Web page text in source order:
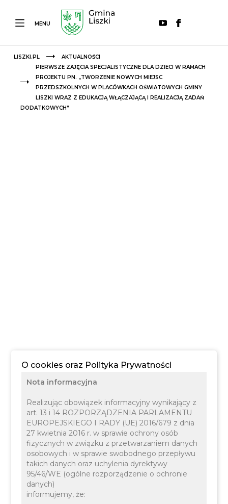
MENU
LISZKI.PL
AKTUALNOŚCI
PIERWSZE ZAJĘCIA SPECJALISTYCZNE DLA DZIECI W RAMACH
PROJEKTU PN. „TWORZENIE NOWYCH MIEJSC
PRZEDSZKOLNYCH W PLACÓWKACH OŚWIATOWYCH GMINY
LISZKI WRAZ Z EDUKACJĄ WŁĄCZAJĄCĄ I REALIZACJĄ ZADAŃ
DODATKOWYCH”
O cookies oraz Polityka Prywatności
Nota informacyjna
Realizując obowiązek informacyjny wynikający z
art. 13 i 14 ROZPORZĄDZENIA PARLAMENTU
EUROPEJSKIEGO I RADY (UE) 2016/679 z dnia
27 kwietnia 2016 r. w sprawie ochrony osób
fizycznych w związku z przetwarzaniem danych
osobowych i w sprawie swobodnego przepływu
takich danych oraz uchylenia dyrektywy
95/46/WE (ogólne rozporządzenie o ochronie
danych)
informujemy, że: